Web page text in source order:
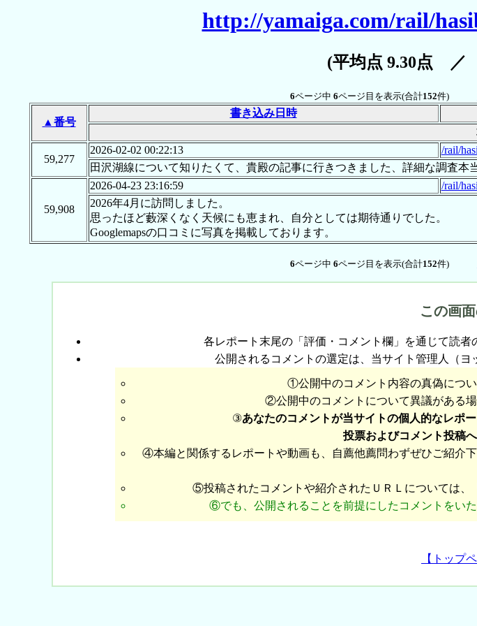
http://yamaiga.com/rail/
(平均点 9.30点 ／
6ページ中 6ページ目を表示(合計152件)
▲番号
書き込み日時
59,277
2026-02-02 00:22:13 /rail/
田沢湖線について知りたくて、貴殿の記事に行きつきました、詳細な調査本
59,908
2026-04-23 23:16:59 /rail/
2026年4月に訪問しました。
思ったほど藪深くなく天候にも恵まれ、自分としては期待通りでした。
Googlemapsの口コミに写真を掲載しております。
6ページ中 6ページ目を表示(合計152件)
この画
各レポート末尾の「評価・コメント欄」を通じて読者
公開されるコメントの選定は、当サイト管理人（ヨ
①公開中のコメント内容の真偽につ
②公開中のコメントについて異議がある場
③あなたのコメントが当サイトの個人的なレポ
投票およびコメント投稿
④本編と関係するレポートや動画も、自薦他薦問わずぜひご紹介
⑤投稿されたコメントや紹介されたＵＲＬについては、
⑥でも、公開されることを前提にしたコメントをい
【トップ